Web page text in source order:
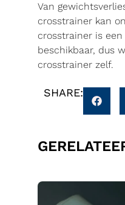
Van
crosstrainer kan
crosstrainer is
beschikbaar, dus
crosstrainer zelf.
SHARE: